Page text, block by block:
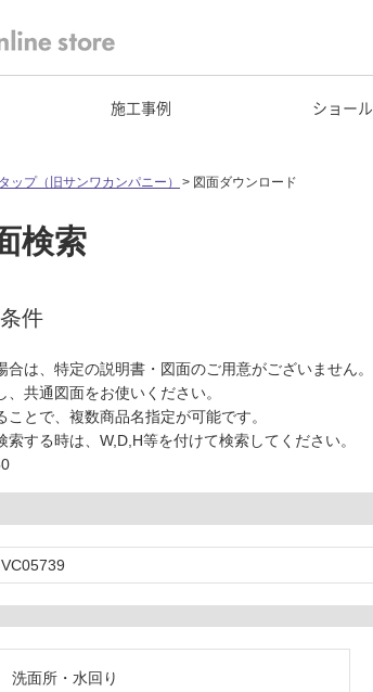
施工事例 ショー
ップ（旧サンワカンパニー） 図面ダウンロード
検索
件
は、特定の説明書・図面のご用意がございません。
共通図面をお使いください。
とで、複数商品名指定が可能です。
する時は、W,D,H等を付けて検索してください。
洗面所・水回り